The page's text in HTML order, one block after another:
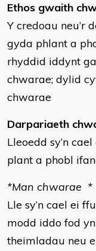
Ethos gwaith
Y credoau
gyda phlant a
rhyddid iddynt
chwarae; dylid
chwarae
Darpariaeth
Lleoedd sy’n
plant a phobl
*Man chwarae *
Lle sy’n cael ei
modd iddo fod
theimladau neu